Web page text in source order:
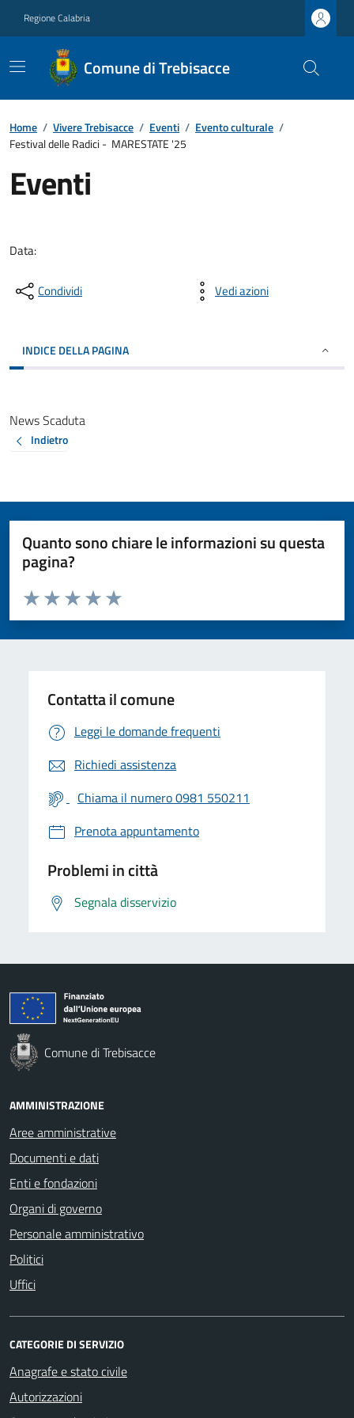
Regione Calabria
Comune di Trebisacce
Home / Vivere Trebisacce / Eventi / Evento culturale /
Festival delle Radici - MARESTATE '25
Eventi
Data:
Condividi Vedi azioni
INDICE DELLA PAGINA
News Scaduta
Indietro
Quanto sono chiare le informazioni su questa
pagina?
Valuta da 1 a 5 stelle la pagina
Valuta 5 stelle su 5
Valuta 4 stelle su 5
Valuta 3 stelle su 5
Valuta 2 stelle su 5
Valuta 1 stelle su 5
Contatta il comune
Leggi le domande frequenti
Richiedi assistenza
Chiama il numero 0981 550211
Prenota appuntamento
Problemi in città
Segnala disservizio
Comune di Trebisacce
AMMINISTRAZIONE
Aree amministrative
Documenti e dati
Enti e fondazioni
Organi di governo
Personale amministrativo
Politici
Uffici
CATEGORIE DI SERVIZIO
Anagrafe e stato civile
Autorizzazioni